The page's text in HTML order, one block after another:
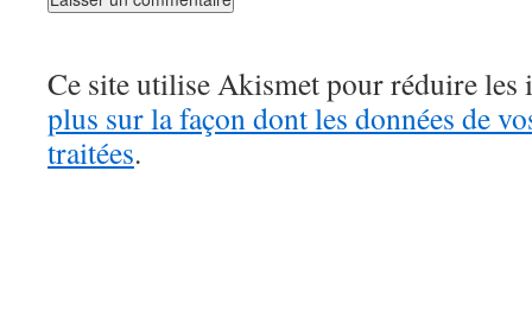
Ce site utilise Akismet pour réduire les
plus sur la façon dont les données de
traitées.